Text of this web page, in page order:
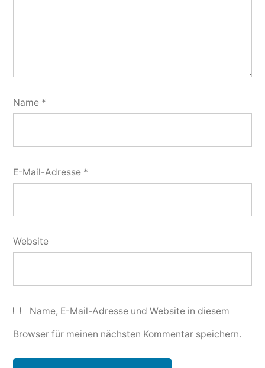
Name *
E-Mail-Adresse *
Website
Name, E-Mail-Adresse und Website in diesem
Browser für meinen nächsten Kommentar speichern.